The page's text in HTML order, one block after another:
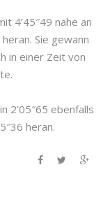
4’45″49 nahe an
Sie gewann
in einer Zeit von
2’05″65 ebenfalls
heran.